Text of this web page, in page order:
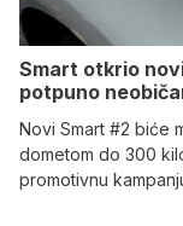
Smart otkrio
potpuno
Novi Smart #2 biće
dometom do 300
promotivnu